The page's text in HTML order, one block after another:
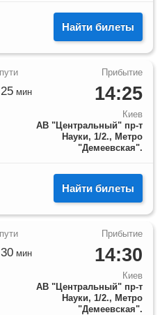
Найти билеты
14:25
Киев
АВ "Центральный" пр-т
Науки, 1/2., Метро
"Демеевская".
25мин
Найти билеты
14:30
Киев
АВ "Центральный" пр-т
Науки, 1/2., Метро
"Демеевская".
30мин